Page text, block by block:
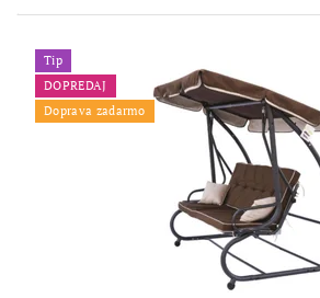
Tip
DOPREDAJ
Doprava zadarmo